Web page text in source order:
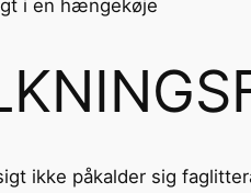
ikke påkalder sig